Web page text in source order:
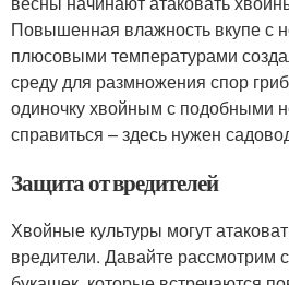
Повышенная влажность вкупе с
плюсовыми температурами
среду для размножения спор
одиночку хвойным с подобными
справиться – здесь нужен
Защита от вредителей
Хвойные культуры могут
вредители. Давайте рассмотрим